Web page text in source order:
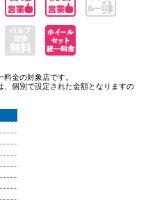
金の対象店です。
、個別で設定された金額となりますの